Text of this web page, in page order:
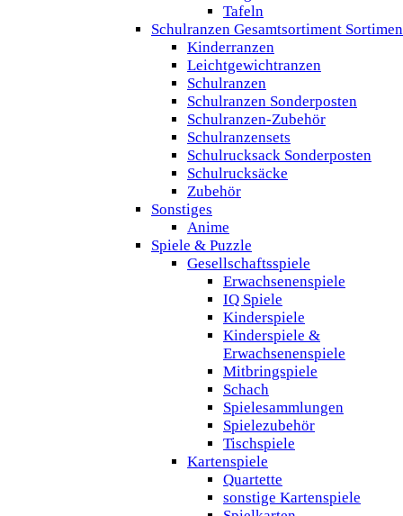
Tafeln
Schulranzen Gesamtsortiment
Kinderranzen
Leichtgewichtranzen
Schulranzen
Schulranzen Sonderposten
Schulranzen-Zubehör
Schulranzensets
Schulrucksack Sonderposten
Schulrucksäcke
Zubehör
Sonstiges
Anime
Spiele & Puzzle
Gesellschaftsspiele
Erwachsenenspiele
IQ Spiele
Kinderspiele
Kinderspiele &
Erwachsenenspiele
Mitbringspiele
Schach
Spielesammlungen
Spielezubehör
Tischspiele
Kartenspiele
Quartette
sonstige Kartenspiele